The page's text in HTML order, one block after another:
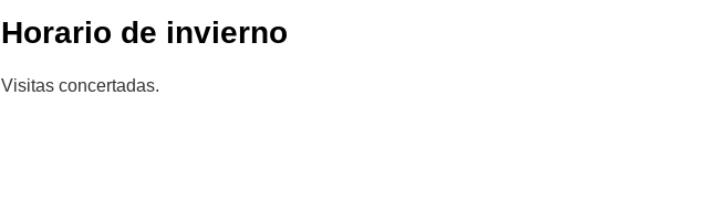
Horario de invierno
Visitas concertadas.